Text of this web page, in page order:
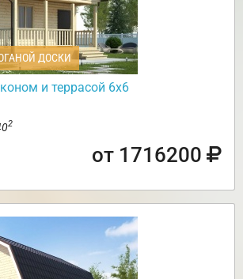
ДОСКИ
и террасой 6х6
2
от 1716200